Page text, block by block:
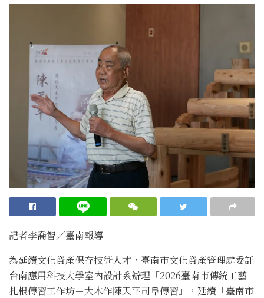
記者李喬智／臺南報導
為延續文化資產保存技術人才， 臺南市文化資產管理處委託
台南應用科技大學室內設計系辦理「2026臺南市傳統工藝
扎根傳習工作坊－大木作陳天平司阜傳習」， 延續「臺南市